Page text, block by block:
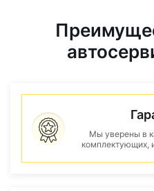
Мы уверены в
комплектующих,